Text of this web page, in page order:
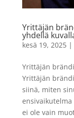
Yrittäjän
yhdellä
kesä 19, 2025|
Yrittäjän
Yrittäjän
siinä, miten
ei ole vain